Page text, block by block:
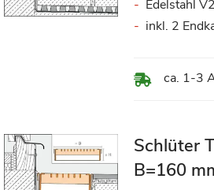
ca. 1-3
Edelstahl
inkl. 2
Schlüter
B=160